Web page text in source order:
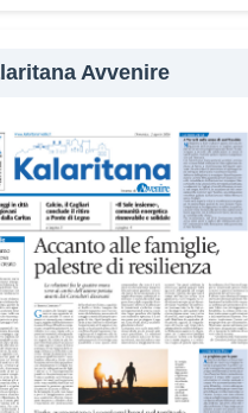
temi come solidarietà,
fragilità giovanili e dialogo
spiega Michela
dell’équipe organizzativa.
sono impegnati in diverse
del territorio, dall’assistenza
e alle persone con
nelle attività dell’OAMI al
nei centri di accoglienza
Avvenire